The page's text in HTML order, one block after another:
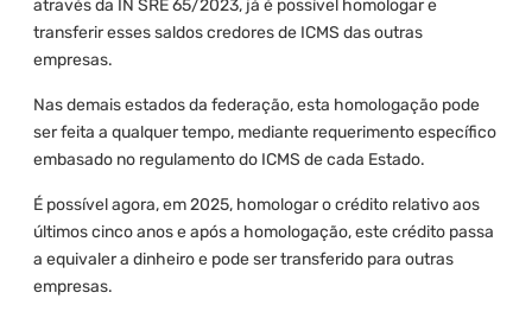
através da IN SRE 65/2023, já é possível homologar e
transferir esses saldos credores de ICMS das outras
empresas.
Nas demais estados da federação, esta homologação pode
ser feita a qualquer tempo, mediante requerimento específico
embasado no regulamento do ICMS de cada Estado.
É possível agora, em 2025, homologar o crédito relativo aos
últimos cinco anos e após a homologação, este crédito passa
a equivaler a dinheiro e pode ser transferido para outras
empresas.